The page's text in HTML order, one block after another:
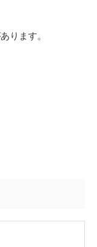
ります。